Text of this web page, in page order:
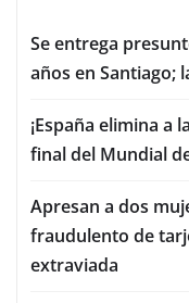
Se entrega
años en Santiago;
¡España elimina a
final del Mundial
Apresan a dos
fraudulento de
extraviada